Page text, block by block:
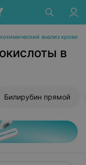
анализ крови
в
Билирубин прямой